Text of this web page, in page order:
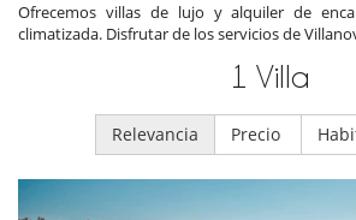
Ofrecemos villas de lujo y alquiler de
climatizada. Disfrutar de los servicios de
1 Villa
Relevancia Precio